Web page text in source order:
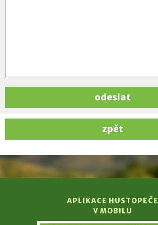
odeslat
zpět
APLIKACE HUSTOPEČE
V MOBILU